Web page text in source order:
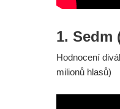
1. Sedm
Hodnocení
milionů hlasů)